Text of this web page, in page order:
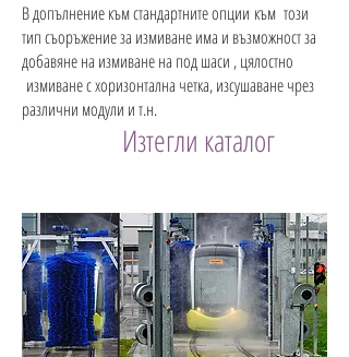
В допълнение към стандартните опции към този
тип съоръжение за измиване има и възможност за
добавяне на измиване на под шаси , цялостно
измиване с хоризонтална четка, изсушаване чрез
различни модули и т.н.
Изтегли каталог